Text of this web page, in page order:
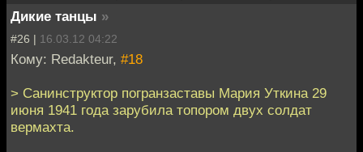
Дикие танцы »
#26 | 16.03.12 04:22
Кому: Redakteur, #18
> Санинструктор погранзаставы Мария Уткина 29
июня 1941 года зарубила топором двух солдат
вермахта.